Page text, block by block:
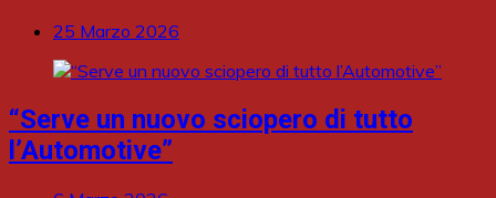
25 Marzo 2026
“Serve un nuovo sciopero di tutto
l’Automotive”